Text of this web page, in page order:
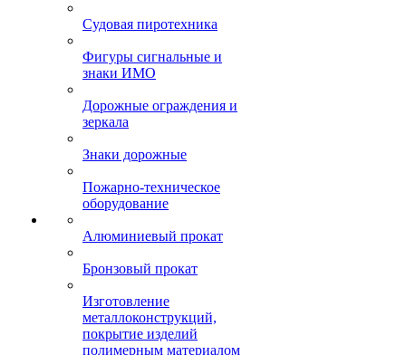
Судовая пиротехника
Фигуры сигнальные и
знаки ИМО
Дорожные ограждения и
зеркала
Знаки дорожные
Пожарно-техническое
оборудование
Алюминиевый прокат
Бронзовый прокат
Изготовление
металлоконструкций,
покрытие изделий
полимерным материалом